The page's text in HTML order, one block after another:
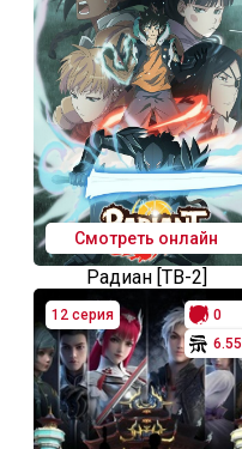
Смотреть онлайн
Радиан [ТВ-2]
12 серия
0
6.55